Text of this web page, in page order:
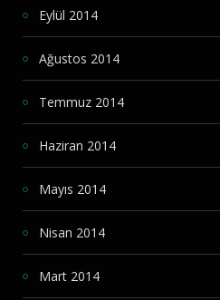
Eylül 2014
Ağustos 2014
Temmuz 2014
Haziran 2014
Mayıs 2014
Nisan 2014
Mart 2014